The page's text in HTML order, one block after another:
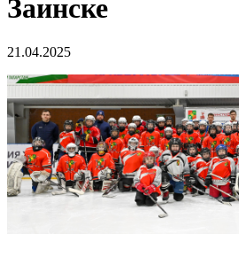
Заинске
21.04.2025